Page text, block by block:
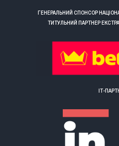
ГЕНЕРАЛЬНИЙ СПОНСОР
ТИТУЛЬНИЙ ПАРТНЕР
ІТ-